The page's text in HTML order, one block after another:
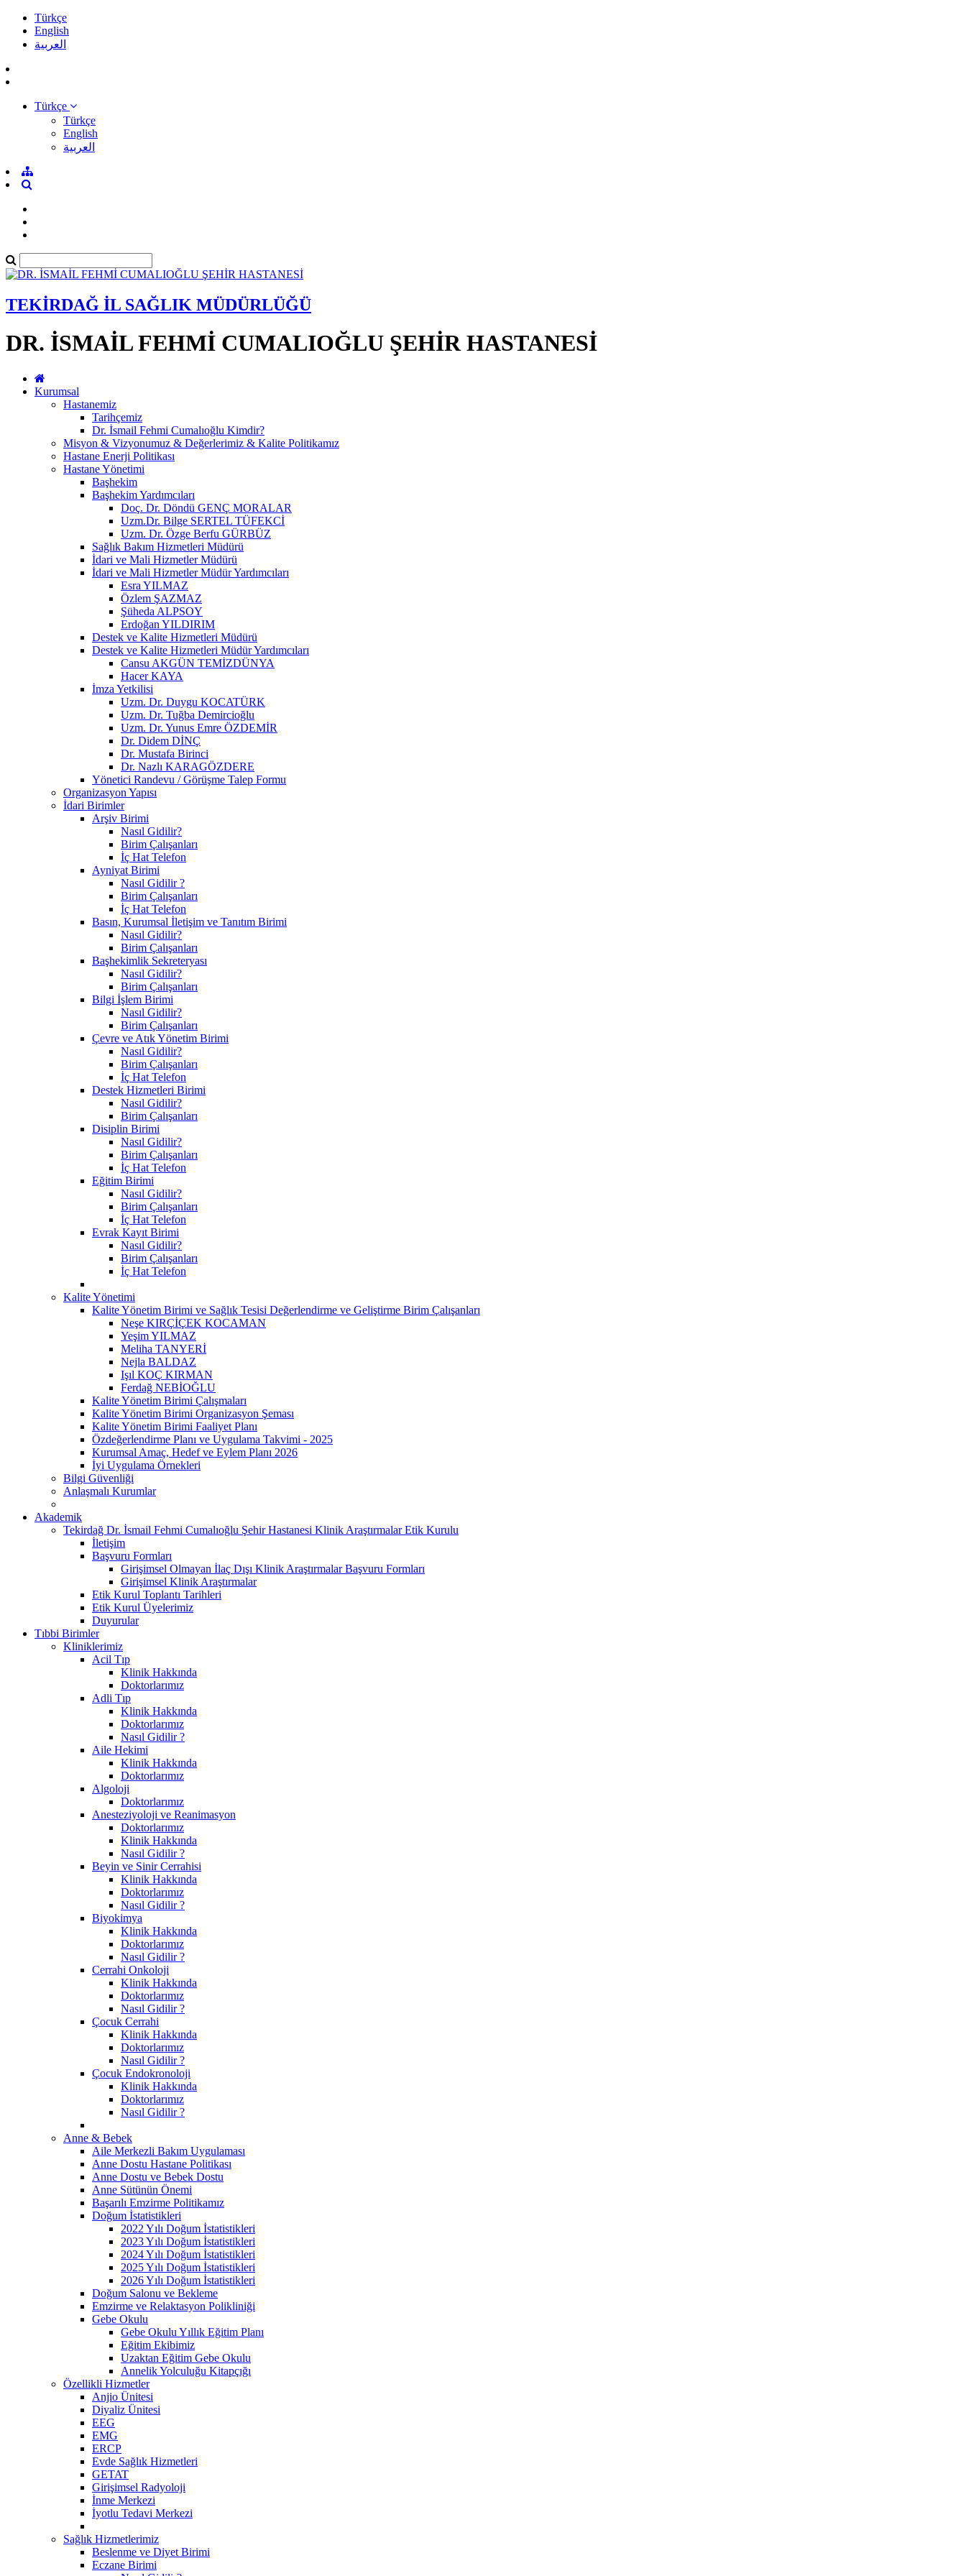
Türkçe
English
العربية
Türkçe
Türkçe
English
العربية
TEKİRDAĞ İL SAĞLIK MÜDÜRLÜĞÜ
DR. İSMAİL FEHMİ CUMALIOĞLU ŞEHİR HASTANESİ
Kurumsal
Hastanemiz
Tarihçemiz
Dr. İsmail Fehmi Cumalıoğlu Kimdir?
Misyon & Vizyonumuz & Değerlerimiz & Kalite Politikamız
Hastane Enerji Politikası
Hastane Yönetimi
Başhekim
Başhekim Yardımcıları
Doç. Dr. Döndü GENÇ MORALAR
Uzm.Dr. Bilge SERTEL TÜFEKCİ
Uzm. Dr. Özge Berfu GÜRBÜZ
Sağlık Bakım Hizmetleri Müdürü
İdari ve Mali Hizmetler Müdürü
İdari ve Mali Hizmetler Müdür Yardımcıları
Esra YILMAZ
Özlem ŞAZMAZ
Şüheda ALPSOY
Erdoğan YILDIRIM
Destek ve Kalite Hizmetleri Müdürü
Destek ve Kalite Hizmetleri Müdür Yardımcıları
Cansu AKGÜN TEMİZDÜNYA
Hacer KAYA
İmza Yetkilisi
Uzm. Dr. Duygu KOCATÜRK
Uzm. Dr. Tuğba Demircioğlu
Uzm. Dr. Yunus Emre ÖZDEMİR
Dr. Didem DİNÇ
Dr. Mustafa Birinci
Dr. Nazlı KARAGÖZDERE
Yönetici Randevu / Görüşme Talep Formu
Organizasyon Yapısı
İdari Birimler
Arşiv Birimi
Nasıl Gidilir?
Birim Çalışanları
İç Hat Telefon
Ayniyat Birimi
Nasıl Gidilir ?
Birim Çalışanları
İç Hat Telefon
Basın, Kurumsal İletişim ve Tanıtım Birimi
Nasıl Gidilir?
Birim Çalışanları
Başhekimlik Sekreteryası
Nasıl Gidilir?
Birim Çalışanları
Bilgi İşlem Birimi
Nasıl Gidilir?
Birim Çalışanları
Çevre ve Atık Yönetim Birimi
Nasıl Gidilir?
Birim Çalışanları
İç Hat Telefon
Destek Hizmetleri Birimi
Nasıl Gidilir?
Birim Çalışanları
Disiplin Birimi
Nasıl Gidilir?
Birim Çalışanları
İç Hat Telefon
Eğitim Birimi
Nasıl Gidilir?
Birim Çalışanları
İç Hat Telefon
Evrak Kayıt Birimi
Nasıl Gidilir?
Birim Çalışanları
İç Hat Telefon
Kalite Yönetimi
Kalite Yönetim Birimi ve Sağlık Tesisi Değerlendirme ve Geliştirme Birim Çalışanları
Neşe KIRÇİÇEK KOCAMAN
Yeşim YILMAZ
Meliha TANYERİ
Nejla BALDAZ
Işıl KOÇ KIRMAN
Ferdağ NEBİOĞLU
Kalite Yönetim Birimi Çalışmaları
Kalite Yönetim Birimi Organizasyon Şeması
Kalite Yönetim Birimi Faaliyet Planı
Özdeğerlendirme Planı ve Uygulama Takvimi - 2025
Kurumsal Amaç, Hedef ve Eylem Planı 2026
İyi Uygulama Örnekleri
Bilgi Güvenliği
Anlaşmalı Kurumlar
Akademik
Tekirdağ Dr. İsmail Fehmi Cumalıoğlu Şehir Hastanesi Klinik Araştırmalar Etik Kurulu
İletişim
Başvuru Formları
Girişimsel Olmayan İlaç Dışı Klinik Araştırmalar Başvuru Formları
Girişimsel Klinik Araştırmalar
Etik Kurul Toplantı Tarihleri
Etik Kurul Üyelerimiz
Duyurular
Tıbbi Birimler
Kliniklerimiz
Acil Tıp
Klinik Hakkında
Doktorlarımız
Adli Tıp
Klinik Hakkında
Doktorlarımız
Nasıl Gidilir ?
Aile Hekimi
Klinik Hakkında
Doktorlarımız
Algoloji
Doktorlarımız
Anesteziyoloji ve Reanimasyon
Doktorlarımız
Klinik Hakkında
Nasıl Gidilir ?
Beyin ve Sinir Cerrahisi
Klinik Hakkında
Doktorlarımız
Nasıl Gidilir ?
Biyokimya
Klinik Hakkında
Doktorlarımız
Nasıl Gidilir ?
Cerrahi Onkoloji
Klinik Hakkında
Doktorlarımız
Nasıl Gidilir ?
Çocuk Cerrahi
Klinik Hakkında
Doktorlarımız
Nasıl Gidilir ?
Çocuk Endokronoloji
Klinik Hakkında
Doktorlarımız
Nasıl Gidilir ?
Anne & Bebek
Aile Merkezli Bakım Uygulaması
Anne Dostu Hastane Politikası
Anne Dostu ve Bebek Dostu
Anne Sütünün Önemi
Başarılı Emzirme Politikamız
Doğum İstatistikleri
2022 Yılı Doğum İstatistikleri
2023 Yılı Doğum İstatistikleri
2024 Yılı Doğum İstatistikleri
2025 Yılı Doğum İstatistikleri
2026 Yılı Doğum İstatistikleri
Doğum Salonu ve Bekleme
Emzirme ve Relaktasyon Polikliniği
Gebe Okulu
Gebe Okulu Yıllık Eğitim Planı
Eğitim Ekibimiz
Uzaktan Eğitim Gebe Okulu
Annelik Yolculuğu Kitapçığı
Özellikli Hizmetler
Anjio Ünitesi
Diyaliz Ünitesi
EEG
EMG
ERCP
Evde Sağlık Hizmetleri
GETAT
Girişimsel Radyoloji
İnme Merkezi
İyotlu Tedavi Merkezi
Sağlık Hizmetlerimiz
Beslenme ve Diyet Birimi
Eczane Birimi